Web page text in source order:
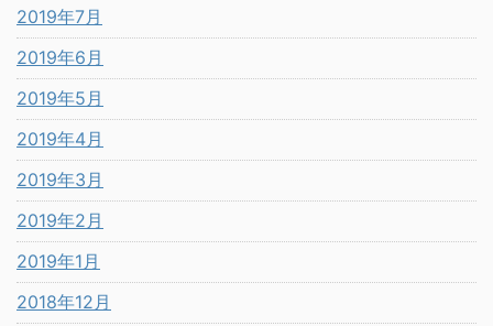
2019年7月
2019年6月
2019年5月
2019年4月
2019年3月
2019年2月
2019年1月
2018年12月